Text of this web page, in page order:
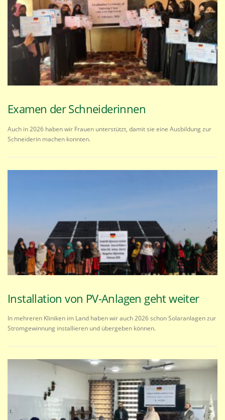
Examen der Schneiderinnen
Auch in 2026 haben wir Frauen unterstützt, damit sie eine Ausbildung zur
Schneiderin machen konnten.
Installation von PV-Anlagen geht weiter
In mehreren Kliniken im Land haben wir auch 2026 schon Solaranlagen zur
Stromgewinnung installieren und übergeben können.